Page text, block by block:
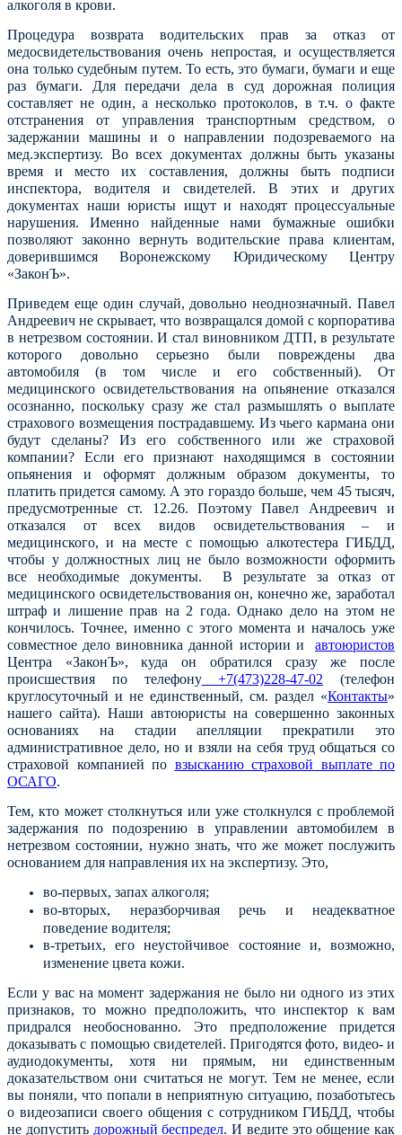
алкоголя в крови.
Процедура возврата водительских прав за отказ от
медосвидетельствования очень непростая, и осуществляется
она только судебным путем. То есть, это бумаги, бумаги и еще
раз бумаги. Для передачи дела в суд дорожная полиция
составляет не один, а несколько протоколов, в т.ч. о факте
отстранения от управления транспортным средством, о
задержании машины и о направлении подозреваемого на
мед.экспертизу. Во всех документах должны быть указаны
время и место их составления, должны быть подписи
инспектора, водителя и свидетелей. В этих и других
документах наши юристы ищут и находят процессуальные
нарушения. Именно найденные нами бумажные ошибки
позволяют законно вернуть водительские права клиентам,
доверившимся Воронежскому Юридическому Центру
«ЗаконЪ».
Приведем еще один случай, довольно неоднозначный. Павел
Андреевич не скрывает, что возвращался домой с корпоратива
в нетрезвом состоянии. И стал виновником ДТП, в результате
которого довольно серьезно были повреждены два
автомобиля (в том числе и его собственный). От
медицинского освидетельствования на опьянение отказался
осознанно, поскольку сразу же стал размышлять о выплате
страхового возмещения пострадавшему. Из чьего кармана они
будут сделаны? Из его собственного или же страховой
компании? Если его признают находящимся в состоянии
опьянения и оформят должным образом документы, то
платить придется самому. А это гораздо больше, чем 45 тысяч,
предусмотренные ст. 12.26. Поэтому Павел Андреевич и
отказался от всех видов освидетельствования – и
медицинского, и на месте с помощью алкотестера ГИБДД,
чтобы у должностных лиц не было возможности оформить
все необходимые документы. В результате за отказ от
медицинского освидетельствования он, конечно же, заработал
штраф и лишение прав на 2 года. Однако дело на этом не
кончилось. Точнее, именно с этого момента и началось уже
совместное дело виновника данной истории и автоюристов
Центра «ЗаконЪ», куда он обратился сразу же после
происшествия по телефону+7(473)228-47-02 (телефон
круглосуточный и не единственный, см. раздел «Контакты»
нашего сайта). Наши автоюристы на совершенно законных
основаниях на стадии апелляции прекратили это
административное дело, но и взяли на себя труд общаться со
страховой компанией по взысканию страховой выплате по
ОСАГО.
Тем, кто может столкнуться или уже столкнулся с проблемой
задержания по подозрению в управлении автомобилем в
нетрезвом состоянии, нужно знать, что же может послужить
основанием для направления их на экспертизу. Это,
во-первых, запах алкоголя;
во-вторых, неразборчивая речь и неадекватное
поведение водителя;
в-третьих, его неустойчивое состояние и, возможно,
изменение цвета кожи.
Если у вас на момент задержания не было ни одного из этих
признаков, то можно предположить, что инспектор к вам
придрался необоснованно. Это предположение придется
доказывать с помощью свидетелей. Пригодятся фото, видео- и
аудиодокументы, хотя ни прямым, ни единственным
доказательством они считаться не могут. Тем не менее, если
вы поняли, что попали в неприятную ситуацию, позаботьтесь
о видеозаписи своего общения с сотрудником ГИБДД, чтобы
не допустить дорожный беспредел. И ведите это общение как